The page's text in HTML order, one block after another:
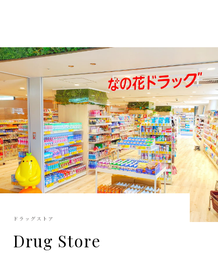
ドラッグストア
Drug Store